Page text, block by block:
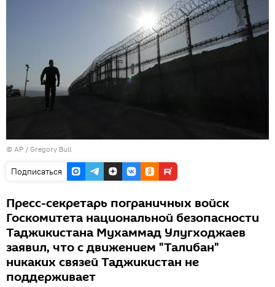
© AP / Gregory Bull
Подписаться
Пресс-секретарь пограничных войск
Госкомитета национальной безопасности
Таджикистана Мухаммад Улугходжаев
заявил, что с движением "Талибан"
никаких связей Таджикистан не
поддерживает